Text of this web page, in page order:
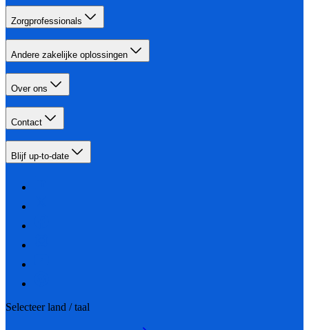
Zorgprofessionals
Andere zakelijke oplossingen
Over ons
Contact
Blijf up-to-date
Selecteer land / taal